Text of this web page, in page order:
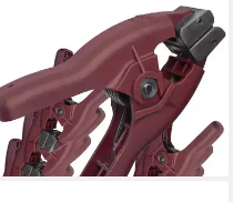
Zwinge 8 x Druckzwinge,
Zange verstellbar 5 cm Set,
(4 Paar, 8 St)
ab 59,90 €
lieferbar - in 2-3 Werktagen bei dir